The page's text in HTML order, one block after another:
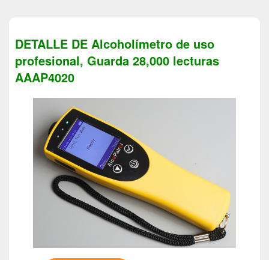
DETALLE DE Alcoholímetro de uso
profesional, Guarda 28,000 lecturas
AAAP4020